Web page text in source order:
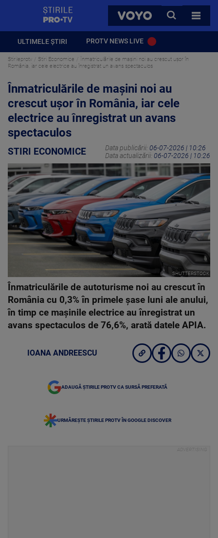
VOYO
CAUTA
TOATE
ULTIMELE ȘTIRI PROTV NEWS LIVE
Stirileprotv Stiri Economice
Înmatriculările de mașini noi au crescut ușor în
România, iar cele electrice au înregistrat un avans spectaculos
Înmatriculările de mașini noi au
crescut ușor în România, iar cele
electrice au înregistrat un avans
spectaculos
STIRI ECONOMICE Data publicării: 06-07-2026 | 10:26
Data actualizării: 06-07-2026 | 10:26
SHUTTERSTOCK
Înmatriculările de autoturisme noi au crescut în
România cu 0,3% în primele șase luni ale anului,
în timp ce mașinile electrice au înregistrat un
avans spectaculos de 76,6%, arată datele APIA.
IOANA ANDREESCU
ADAUGĂ ȘTIRILE PROTV CA SURSĂ PREFERATĂ
URMĂREȘTE ȘTIRILE PROTV ÎN GOOGLE DISCOVER